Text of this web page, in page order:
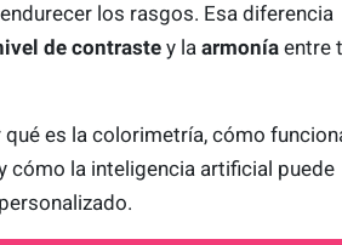
los rasgos. Esa diferencia
de contrastey la armonía entre
es la colorimetría, cómo
cómo la inteligencia artificial puede